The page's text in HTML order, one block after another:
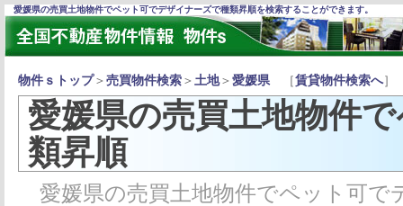
愛媛県の売買土地物件でペット可でデザイナーズで種類昇順を検索することができます。
物件ｓトップ＞ 売買物件検索 ＞ 土地＞ 愛媛県［賃貸物件検索へ］
愛媛県の売買土地物件
類昇順
愛媛県の売買土地物件でペット可で